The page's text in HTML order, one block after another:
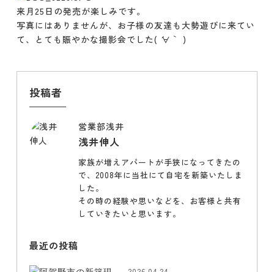
来月25日の発売が楽しみです。
写真にはありませんが、お子様の友達も大勢遊びに来てい
て、とても賑やかな撮影会でした( ´∀｀ )
投稿者
営業部浅井
浅井伸人
家族が増えアパートが手狭になってきたの
で、2008年に当社にて自宅を新築いたしま
した。
その時の経験や思いなどを、お客様と共有
していきたいと思います。
最近の投稿